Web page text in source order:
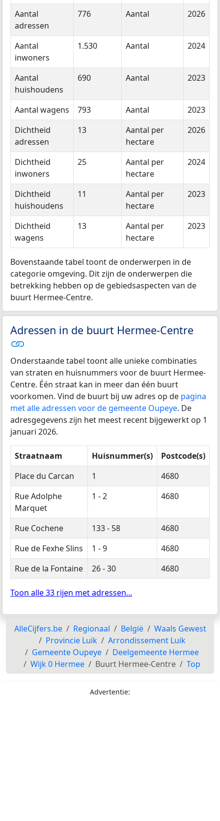
Aantal
adressen
776 Aantal 2026
Aantal
inwoners
1.530 Aantal 2024
Aantal
huishoudens
690 Aantal 2023
Aantal wagens 793 Aantal
2023
Dichtheid
adressen
13
Aantal per
hectare
2026
Dichtheid
inwoners
25
Aantal per
hectare
2024
Dichtheid
huishoudens
11
Aantal per
hectare
2023
Dichtheid
wagens
13
Aantal per
hectare
2023
Bovenstaande tabel toont de onderwerpen in de
categorie omgeving. Dit zijn de onderwerpen die
betrekking hebben op de gebiedsaspecten van de
buurt Hermee-Centre.
Adressen in de buurt Hermee-Centre
Onderstaande tabel toont alle unieke combinaties
van straten en huisnummers voor de buurt Hermee-
Centre. Één straat kan in meer dan één buurt
voorkomen. Vind de buurt bij uw adres op de pagina
met alle adressen voor de gemeente Oupeye. De
adresgegevens zijn het meest recent bijgewerkt op 1
januari 2026.
Straatnaam Huisnummer(s)
Postcode(s)
Place du Carcan
1
4680
Rue Adolphe
Marquet
1 - 2 4680
Rue Cochene 133 - 58
4680
Rue de Fexhe Slins
1 - 9
4680
Rue de la Fontaine
26 - 30 4680
Toon alle 33 rijen met adressen...
AlleCijfers.be Regionaal België
Waals Gewest
Provincie Luik
Arrondissement Luik
Gemeente Oupeye
Deelgemeente Hermee
Wijk 0 Hermee
Buurt Hermee-Centre Top
Advertentie: